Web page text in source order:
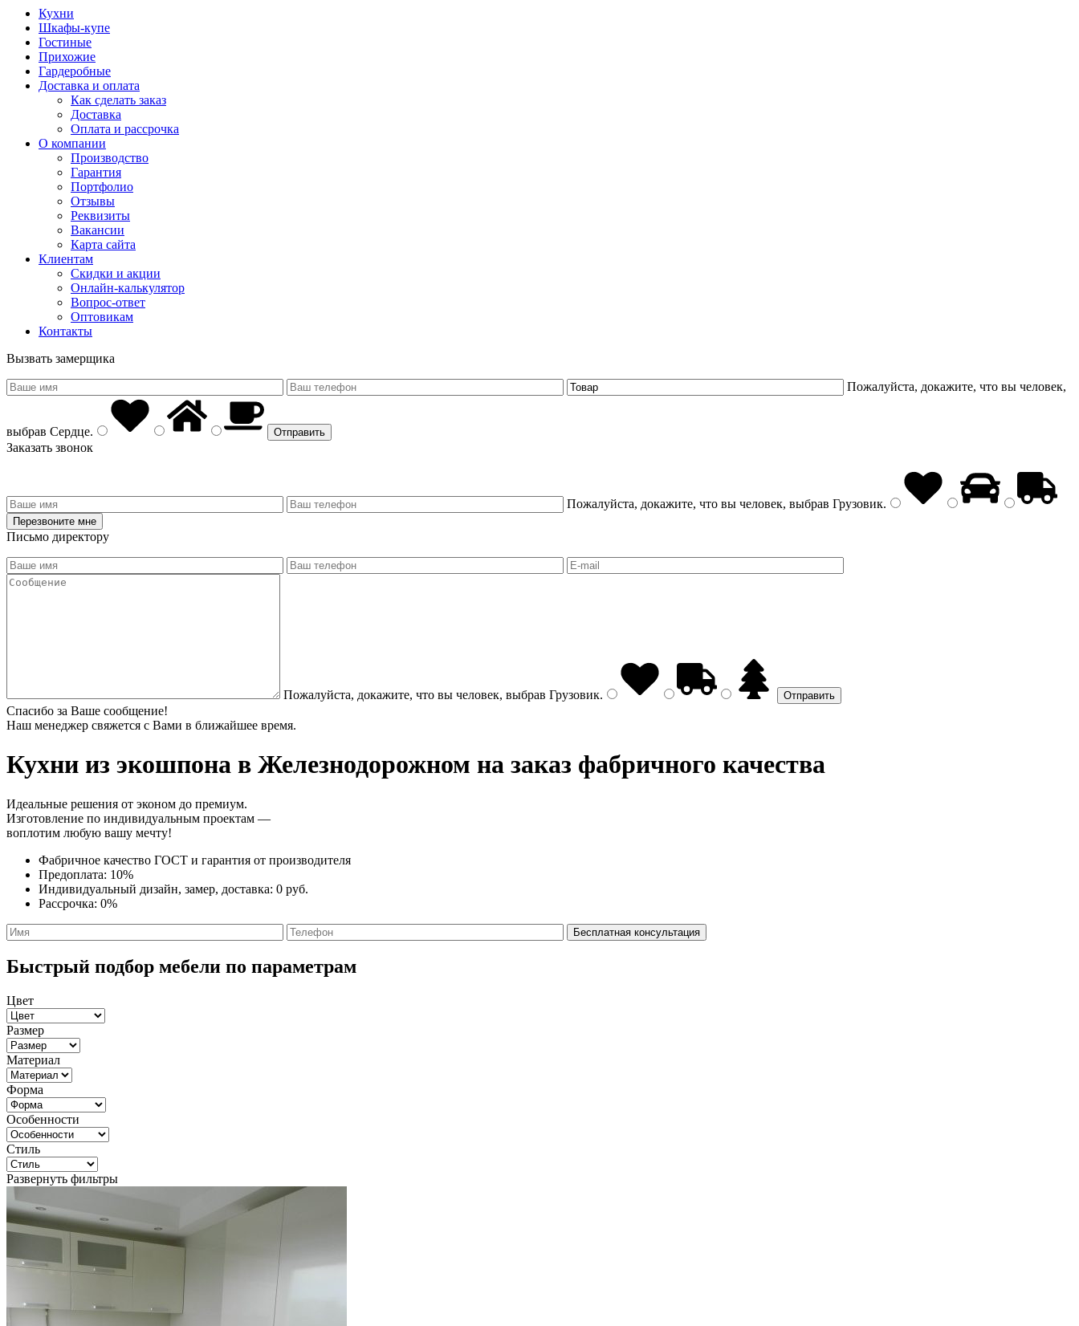
Кухни
Шкафы-купе
Гостиные
Прихожие
Гардеробные
Доставка и оплата
Как сделать заказ
Доставка
Оплата и рассрочка
О компании
Производство
Гарантия
Портфолио
Отзывы
Реквизиты
Вакансии
Карта сайта
Клиентам
Скидки и акции
Онлайн-калькулятор
Вопрос-ответ
Оптовикам
Контакты
Вызвать замерщика
Пожалуйста, докажите, что вы человек,
выбрав Сердце.
Заказать звонок
Пожалуйста, докажите, что вы человек, выбрав Грузовик.
Письмо директору
Пожалуйста, докажите, что вы человек, выбрав Грузовик.
Спасибо за Ваше сообщение!
Наш менеджер свяжется с Вами в ближайшее время.
Кухни из экошпона в Железнодорожном на заказ фабричного качества
Идеальные решения от эконом до премиум.
Изготовление по индивидуальным проектам —
воплотим любую вашу мечту!
Фабричное качество ГОСТ и гарантия от производителя
Предоплата: 10%
Индивидуальный дизайн, замер, доставка: 0 руб.
Рассрочка: 0%
Быстрый подбор мебели по параметрам
Цвет
Размер
Материал
Форма
Особенности
Стиль
Развернуть фильтры